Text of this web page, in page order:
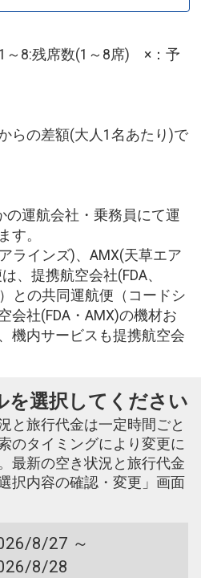
8:残席数(1～8席) ×：予
らの差額(大人1名あたり)で
の運航会社・乗務員にて運
す。
ラインズ)、AMX(天草エア
、提携航空会社(FDA、
との共同運航便（コードシ
会社(FDA・AMX)の機材お
機内サービスも提携航空会
を選択してください
と旅行代金は一定時間ごと
のタイミングにより変更に
最新の空き状況と旅行代金
択内容の確認・変更」画面
8/27 ～
8/28